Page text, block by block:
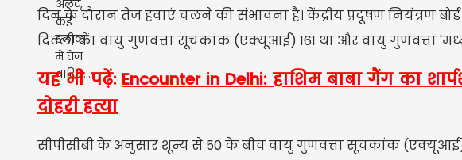
दिन के दौरान तेज हवाएं चलने की संभावना है। केंद्रीय प्रदूषण नियंत्रण
दिल्ली का वायु गुणवत्ता सूचकांक (एक्यूआई) 161 था और वायु गुणवत्ता
यह भी पढ़ें: Encounter in Delhi: हाशिम बाबा गैंग का
दोहरी हत्या
सीपीसीबी के अनुसार शून्य से 50 के बीच वायु गुणवत्ता सूचकांक (एक्यूआई)